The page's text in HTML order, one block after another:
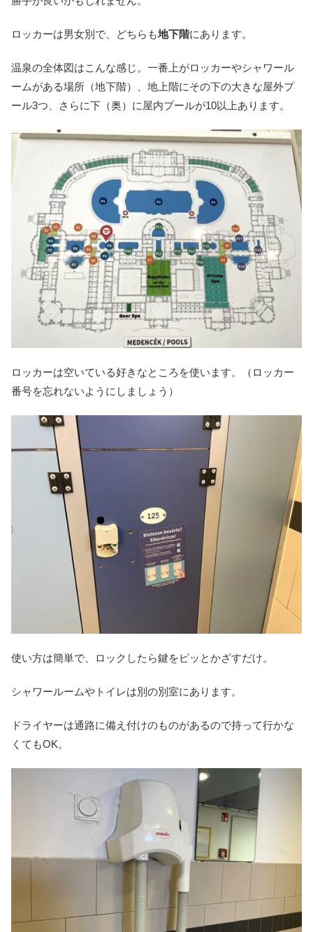
ロッカーは男女別で、どちらも地下階にあります。
温泉の全体図はこんな感じ。一番上がロッカーやシャワール
ームがある場所（地下階）、地上階にその下の大きな屋外プ
ール3つ、さらに下（奥）に屋内プールが10以上あります。
ロッカーは空いている好きなところを使います。（ロッカー
番号を忘れないようにしましょう）
使い方は簡単で、ロックしたら鍵をピッとかざすだけ。
シャワールームやトイレは別の別室にあります。
ドライヤーは通路に備え付けのものがあるので持って行かな
くてもOK。